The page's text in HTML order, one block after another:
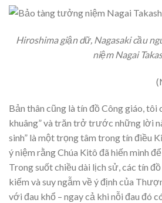
Hiroshima giận dữ, Nagasaki cầu
niệm Nagai
Bản thân cũng là tín đồ Công giáo, tôi
khuâng” và trăn trở trước những lời
sinh” là một trọng tâm trong tín điều
ý niệm rằng Chúa Kitô đã hiến mình
Trong suốt chiều dài lịch sử, các tín
kiếm và suy ngẫm về ý định của
với đau khổ – ngay cả khi nỗi đau đó